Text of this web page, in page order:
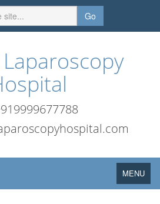
Go
Toggle
navigation
MENU